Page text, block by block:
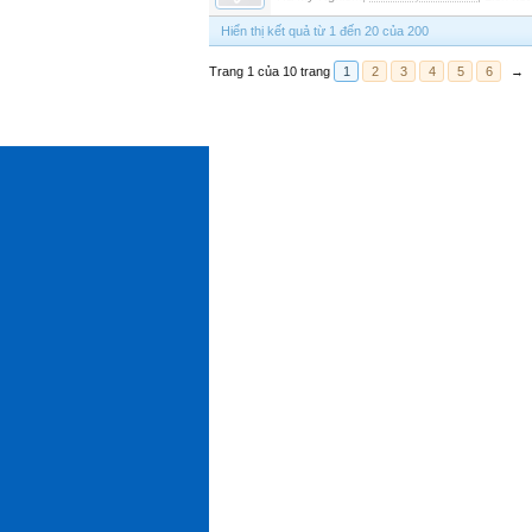
Hiển thị kết quả từ 1 đến 20 của 200
Trang 1 của 10 trang 1 2 3 4 5 6 →